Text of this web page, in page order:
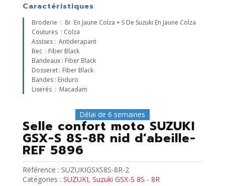
Caractéristiques
Broderie : 8r En Jaune Colza + S De Suzuki En Jaune Colza
Coutures : Colza
Assises : Antiderapant
Bec : Fiber Black
Bandeaux : Fiber Black
Dosseret : Fiber Black
Bandes : Enduro
Liserés : Macadam
Délai de 6 semaines
Selle confort moto SUZUKI
GSX-S 8S-8R nid d’abeille-
REF 5896
Référence : SUZUKIGSXS8S-8R-2
Catégories : SUZUKI, Suzuki GSX-S 8S - 8R